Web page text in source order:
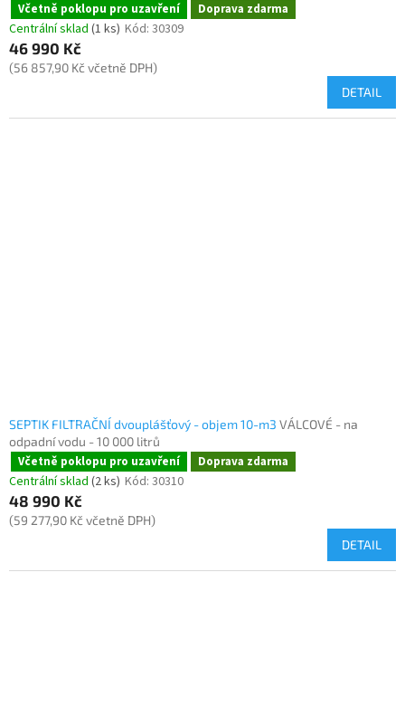
Včetně poklopu pro uzavření Doprava zdarma
Centrální sklad (1 ks) Kód: 30309
46 990 Kč
(56 857,90 Kč včetně DPH)
DETAIL
SEPTIK FILTRAČNÍ dvouplášťový - objem 10-m3 VÁLCOVÉ - na
odpadní vodu - 10 000 litrů
Včetně poklopu pro uzavření Doprava zdarma
Centrální sklad (2 ks) Kód: 30310
48 990 Kč
(59 277,90 Kč včetně DPH)
DETAIL